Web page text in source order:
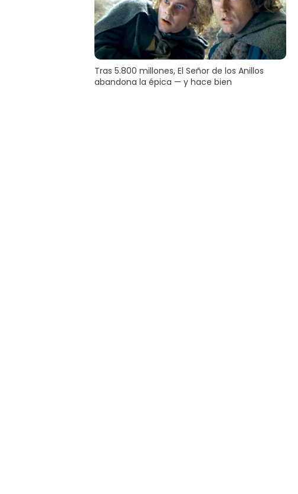
Tras 5.800 millones, El Señor de los Anillos
abandona la épica — y hace bien